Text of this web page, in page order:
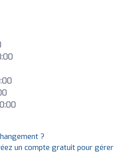
?
un compte gratuit pour gérer